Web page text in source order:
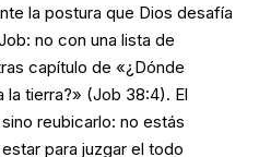
la postura que Dios desafía
no con una lista de
capítulo de «¿Dónde
la tierra?» (Job 38:4). El
reubicarlo: no estás
para juzgar el todo